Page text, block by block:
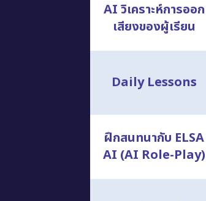
AI วิเคราะห์การออก
เสียงของผู้เรียน
Daily Lessons
ฝึกสนทนากับ ELSA
AI (AI Role-Play)